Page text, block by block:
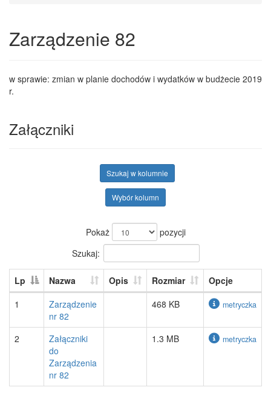
Zarządzenie 82
w sprawie: zmian w planie dochodów i wydatków w budżecie 2019
r.
Załączniki
Szukaj w kolumnie
Wybór kolumn
Pokaż
pozycji
Szukaj:
Lp Nazwa Opis Rozmiar
Opcje
1
Zarządzenie
nr 82
468 KB metryczka
2
Załączniki
do
Zarządzenia
nr 82
1.3 MB metryczka